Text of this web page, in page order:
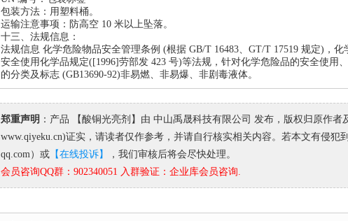
包装方法：用塑料桶。
运输注意事项：防高空 10 米以上坠落。
十三、法规信息：
法规信息 化学危险物品安全管理条例 (根据 GB/T 16483、GT/T 17519 规定)，
安全使用化学品规定([1996]劳部发 423 号)等法规，针对化学危险品的安全使
的分类及标志 (GB13690-92)非易燃、非易爆、非剧毒液体。
郑重声明 ：产品 【酸铜光亮剂】由 中山禹晟科技有限公司 发布，版权归原作
www.qiyeku.cn)证实，请读者仅作参考，并请自行核实相关内容。若本文有侵
qq.com）或 【在线投诉】
，我们审核后将会尽快处理。
会员咨询QQ群：902340051 入群验证：企业库会员咨询.